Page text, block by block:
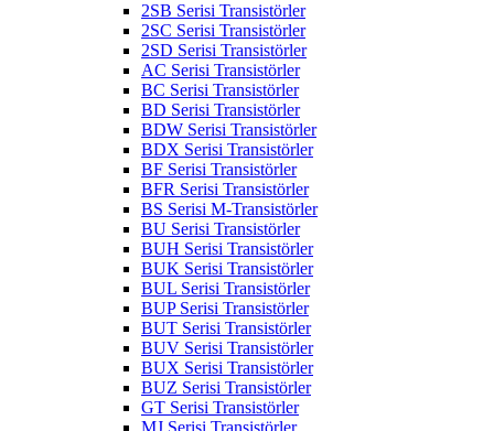
2SB Serisi Transistörler
2SC Serisi Transistörler
2SD Serisi Transistörler
AC Serisi Transistörler
BC Serisi Transistörler
BD Serisi Transistörler
BDW Serisi Transistörler
BDX Serisi Transistörler
BF Serisi Transistörler
BFR Serisi Transistörler
BS Serisi M-Transistörler
BU Serisi Transistörler
BUH Serisi Transistörler
BUK Serisi Transistörler
BUL Serisi Transistörler
BUP Serisi Transistörler
BUT Serisi Transistörler
BUV Serisi Transistörler
BUX Serisi Transistörler
BUZ Serisi Transistörler
GT Serisi Transistörler
MJ Serisi Transistörler